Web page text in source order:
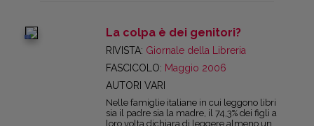
ben maggiore.
La colpa è dei genitori?
RIVISTA: Giornale della Libreria
FASCICOLO: Maggio 2006
AUTORI VARI
Nelle famiglie italiane in cui leggono libri
sia il padre sia la madre, il 74,3% dei figli a
loro volta dichiara di leggere almeno un